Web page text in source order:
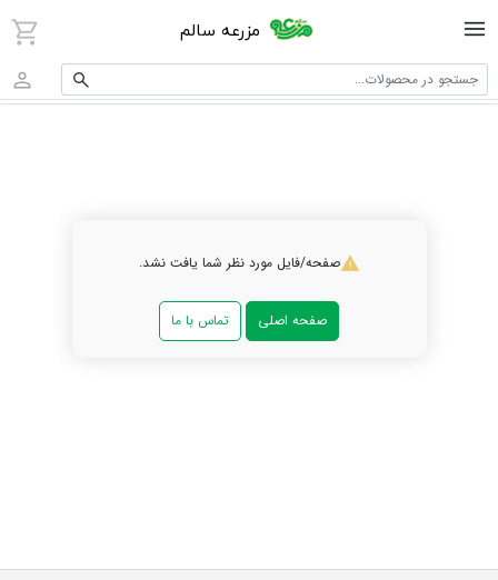
مزرعه سالم
جستجو در محصولات...
صفحه/فایل مورد نظر شما یافت نشد.
صفحه اصلی تماس با ما